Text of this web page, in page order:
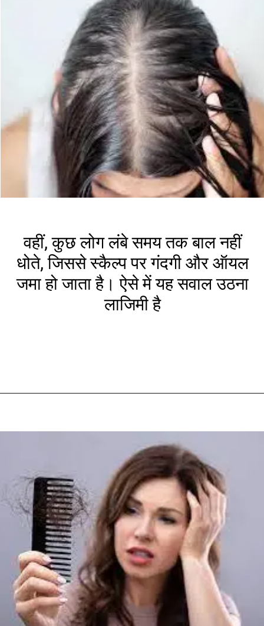
वहीं, कुछ लोग लंबे समय तक बाल नहीं
धोते, जिससे स्कैल्प पर गंदगी और ऑयल
जमा हो जाता है। ऐसे में यह सवाल उठना
लाजिमी है